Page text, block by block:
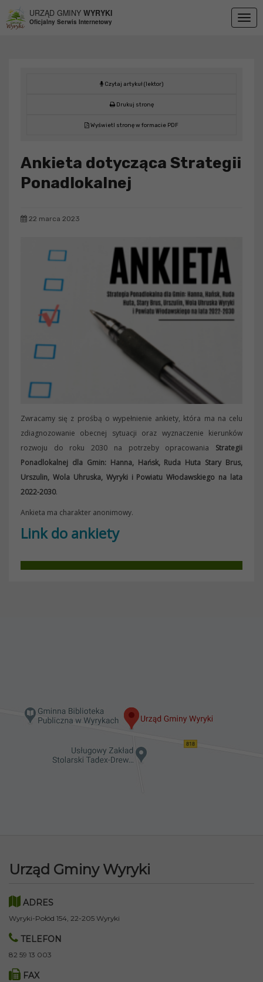
URZĄD GMINY WYRYKI
Oficjalny Serwis Internetowy
Czytaj artykuł (lektor)
Drukuj stronę
Wyświetl stronę w formacie PDF
Ankieta dotycząca Strategii
Ponadlokalnej
22 marca 2023
Zwracamy się z prośbą o wypełnienie ankiety, która ma na celu
zdiagnozowanie obecnej sytuacji oraz wyznaczenie kierunków
rozwoju do roku 2030 na potrzeby opracowania Strategii
Ponadlokalnej dla Gmin: Hanna, Hańsk, Ruda Huta Stary Brus,
Urszulin, Wola Uhruska, Wyryki i Powiatu Włodawskiego na lata
2022-2030.
Ankieta ma charakter anonimowy.
Link do ankiety
Urząd Gminy Wyryki
ADRES
Wyryki-Połód 154, 22-205 Wyryki
TELEFON
82 59 13 003
FAX